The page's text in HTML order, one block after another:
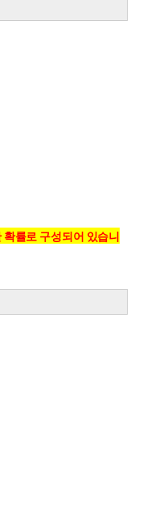
률로 구성되어 있습니